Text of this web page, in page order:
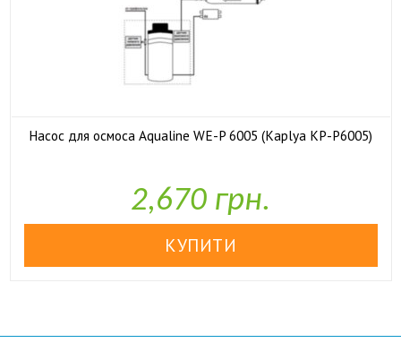
Насос для осмоса Aqualine WE-P 6005 (Kaplya KP-P6005)
2,670 грн.